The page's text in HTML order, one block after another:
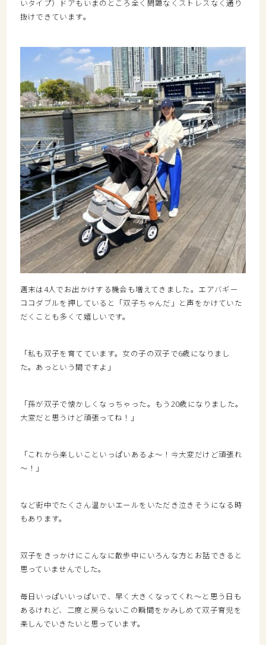
いタイプ）ドアもいまのところ全く問題なくストレスなく通り
抜けできています。
週末は4人でお出かけする機会も増えてきました。エアバギー
ココダブルを押していると「双子ちゃんだ」と声をかけていた
だくことも多くて嬉しいです。
「私も双子を育てています。女の子の双子で6歳になりまし
た。あっという間ですよ」
「孫が双子で懐かしくなっちゃった。もう20歳になりました。
大変だと思うけど頑張ってね！」
「これから楽しいこといっぱいあるよ～！今大変だけど頑張れ
～！」
など街中でたくさん温かいエールをいただき泣きそうになる時
もあります。
双子をきっかけにこんなに散歩中にいろんな方とお話できると
思っていませんでした。
毎日いっぱいいっぱいで、早く大きくなってくれ～と思う日も
あるけれど、二度と戻らないこの瞬間をかみしめて双子育児を
楽しんでいきたいと思っています。